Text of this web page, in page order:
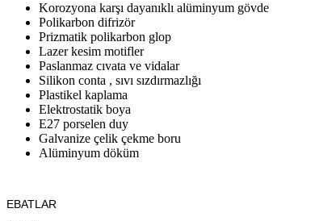
Korozyona karşı dayanıklı alüminyum gövde
Polikarbon difrizör
Prizmatik polikarbon glop
Lazer kesim motifler
Paslanmaz cıvata ve vidalar
Silikon conta , sıvı sızdırmazlığı
Plastikel kaplama
Elektrostatik boya
E27 porselen duy
Galvanize çelik çekme boru
Alüminyum döküm
EBATLAR